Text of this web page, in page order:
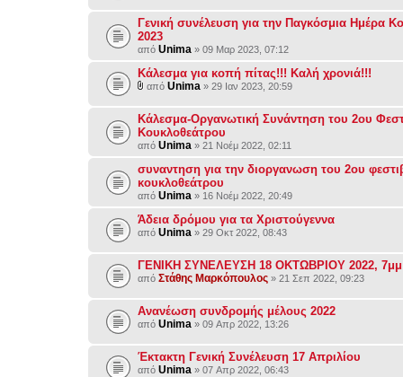
Γενική συνέλευση για την Παγκόσμια Ημέρα
2023
από Unima » 09 Μαρ 2023, 07:12
Κάλεσμα για κοπή πίτας!!! Καλή χρονιά!!!
από Unima » 29 Ιαν 2023, 20:59
Κάλεσμα-Οργανωτική Συνάντηση του 2ου
Κουκλοθεάτρου
από Unima » 21 Νοέμ 2022, 02:11
συναντηση για την διοργανωση του 2ου
κουκλοθεάτρου
από Unima » 16 Νοέμ 2022, 20:49
Άδεια δρόμου για τα Χριστούγεννα
από Unima » 29 Οκτ 2022, 08:43
ΓΕΝΙΚΗ ΣΥΝΕΛΕΥΣΗ 18 ΟΚΤΩΒΡΙΟΥ 2022, 7μμ
από Στάθης Μαρκόπουλος » 21 Σεπ 2022, 09:23
Ανανέωση συνδρομής μέλους 2022
από Unima » 09 Απρ 2022, 13:26
Έκτακτη Γενική Συνέλευση 17 Απριλίου
από Unima » 07 Απρ 2022, 06:43